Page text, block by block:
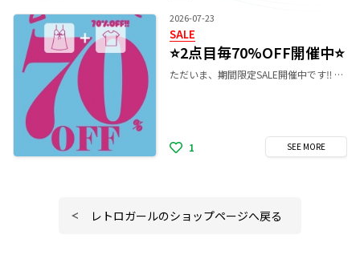
2026-07-23
SALE
⭐️2点目毎70%OFF開催中⭐️
ただいま、期間限定SALE開催中です‼️ 2点毎の購入で価格の安いものから1点70%OFF！ 店内全品対象となっております！ 偶数点でのおまとめ購入がお得です！ 是非、レトロガールまでお越しくださいませ♪
1 SEE MORE
レトロガールのショップページへ戻る